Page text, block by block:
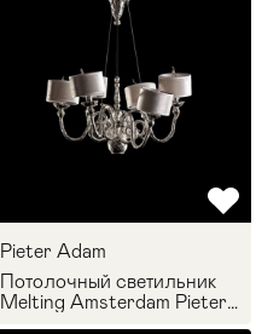
Pieter Adam
Потолочный светильник
Melting Amsterdam Pieter